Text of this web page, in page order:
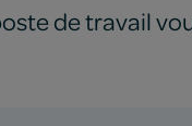
de travail